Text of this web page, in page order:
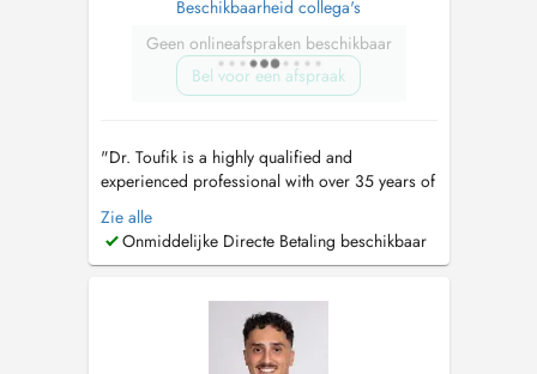
Beschikbaarheid collega's
Geen onlineafspraken beschikbaar
Bel voor een afspraak
"Dr. Toufik is a highly qualified and
experienced professional with over 35 years of
Dental Experience spanning 3 continents from
the United States to Saudi Arabia, Syria and
Luxembourg. For appointments: mobile &
+352 26 56 12 41 Diekirch Clinic : +35...
Zie alle
Onmiddelijke Directe Betaling beschikbaar